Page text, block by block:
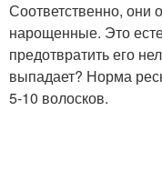
Соответственно, они
нарощенные. Это
предотвратить его
выпадает? Норма
5-10 волосков.